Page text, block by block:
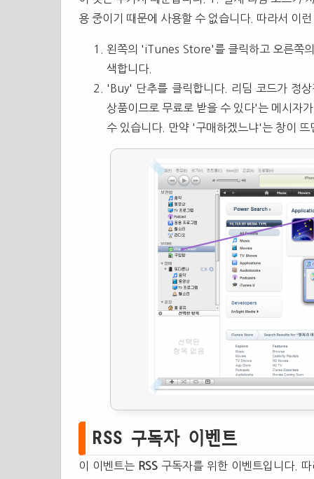
용 중이기 때문에 사용할 수 없습니다. 따라서 이
왼쪽의 'iTunes Store'를 클릭하고 오른쪽
색합니다.
'Buy' 단추를 클릭합니다. 리딤 코드가 정
상품이므로 무료로 받을 수 있다'는 메시자
수 있습니다. 만약 '구매하겠느냐'는 창이
RSS 구독자 이벤트
이 이벤트는 RSS구독자를 위한 이벤트입니다. 따